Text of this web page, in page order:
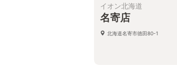
イオン北海道
名寄店
北海道名寄市徳田80-1